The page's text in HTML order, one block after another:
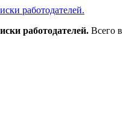
работодателей. Всего